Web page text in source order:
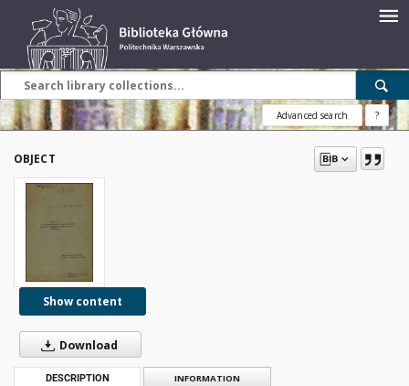
Advanced search ?
OBJECT
Show content
Download
DESCRIPTION INFORMATION